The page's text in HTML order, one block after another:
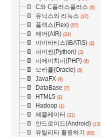
C와 C플러스플러스 (8)
유닉스와 리눅스 (27)
플렉스(Flex) (57)
에어(AIR) (24)
아이바티스(iBATIS) (2)
파이썬(Python) (3)
피에이치피(PHP) (6)
오라클(Oracle) (8)
JavaFX (4)
DataBase (7)
HTML5 (1)
Hadoop (1)
에뮬레이터 (21)
안드로이드(Android) (13)
유틸리티 활용하기 (82)